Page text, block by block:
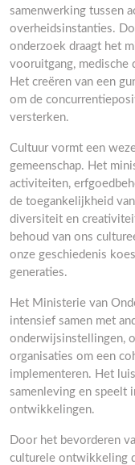
samenwerking tussen
overheidsinstanties.
onderzoek draagt het
vooruitgang, medische
Het creëren van een
om de
versterken.
Cultuur vormt een
gemeenschap. Het
activiteiten,
de toegankelijkheid
diversiteit en
behoud van ons
onze geschiedenis
generaties.
Het Ministerie van
intensief samen met
onderwijsinstellingen,
organisaties om een
implementeren. Het
samenleving en speelt
ontwikkelingen.
Door het bevorderen
culturele ontwikkeling